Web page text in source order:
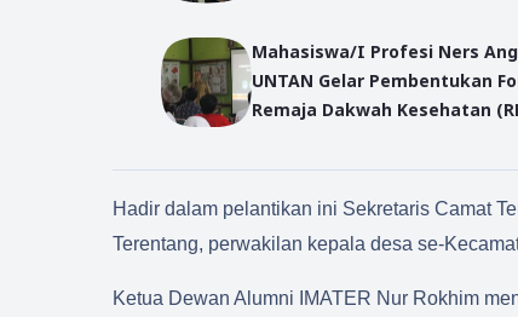
Mahasiswa/I Profesi Ners
UNTAN Gelar Pembentukan Forum
Remaja Dakwah Kesehatan
Hadir dalam pelantikan ini Sekretaris Camat
Terentang, perwakilan kepala desa se-
Ketua Dewan Alumni IMATER Nur Rokhim